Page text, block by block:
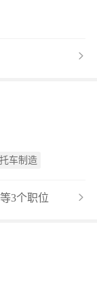
车制造
等3个职位